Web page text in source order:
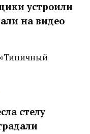
устроили
на видео
стелу